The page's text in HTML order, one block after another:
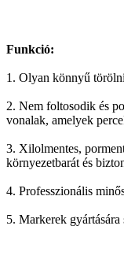
Funkció:
1. Olyan könnyű
2. Nem foltosodik és
vonalak, amelyek
3. Xilolmentes,
környezetbarát és
4. Professzionális
5. Markerek